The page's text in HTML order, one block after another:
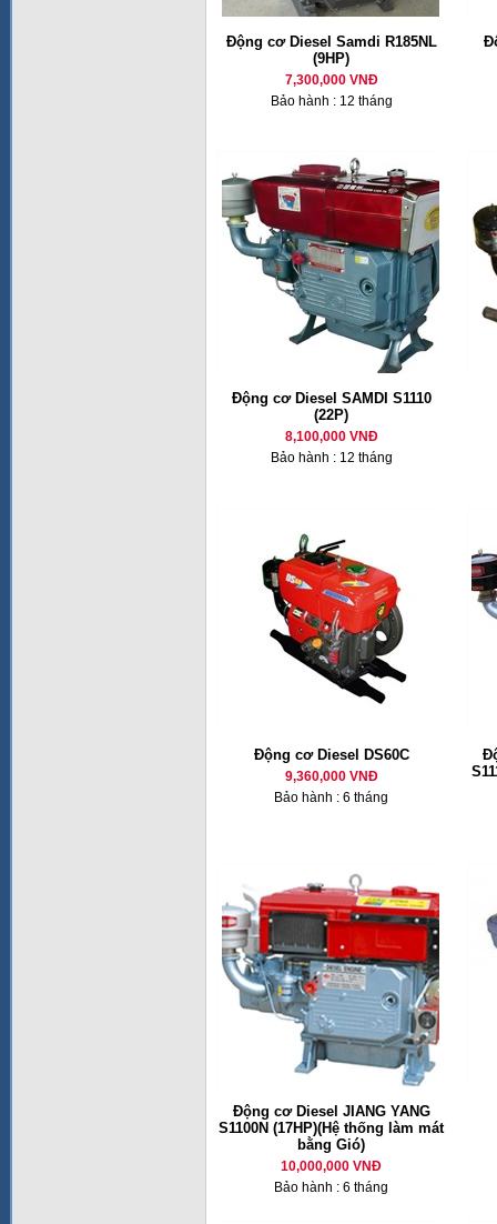
Động cơ Diesel Samdi R185NL
(9HP)
7,300,000 VNĐ
Bảo hành : 12 tháng
Động cơ Diesel SAMDI S1110
(22P)
8,100,000 VNĐ
Bảo hành : 12 tháng
Động cơ Diesel DS60C
9,360,000 VNĐ
Bảo hành : 6 tháng
Động cơ Diesel JIANG YANG
S1100N (17HP)(Hệ thống làm mát
bằng Gió)
10,000,000 VNĐ
Bảo hành : 6 tháng